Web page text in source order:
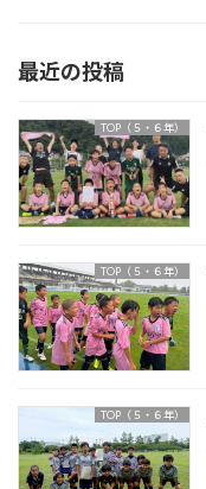
最近の投稿
TOP（５・６年）
TOP（５・６年）
TOP（５・６年）